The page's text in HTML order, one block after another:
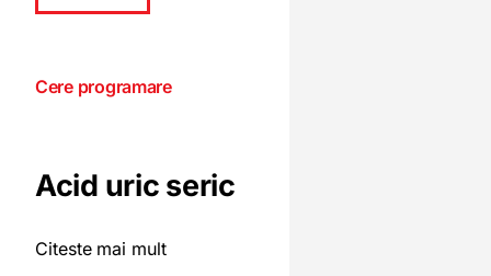
Cere programare
Acid uric seric
Citeste mai mult